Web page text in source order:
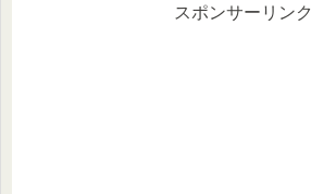
スポンサーリンク